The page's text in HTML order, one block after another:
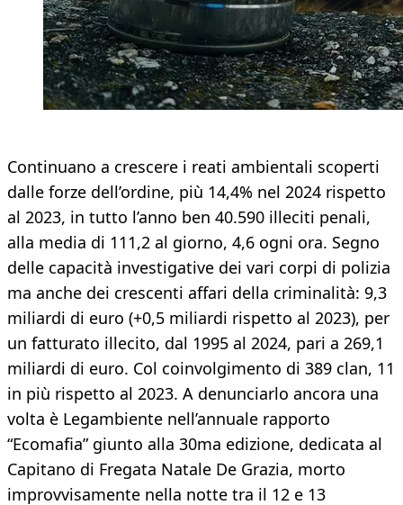
Continuano a crescere i reati ambientali scoperti
dalle forze dell’ordine, più 14,4% nel 2024 rispetto
al 2023, in tutto l’anno ben 40.590 illeciti penali,
alla media di 111,2 al giorno, 4,6 ogni ora. Segno
delle capacità investigative dei vari corpi di polizia
ma anche dei crescenti affari della criminalità: 9,3
miliardi di euro (+0,5 miliardi rispetto al 2023), per
un fatturato illecito, dal 1995 al 2024, pari a 269,1
miliardi di euro. Col coinvolgimento di 389 clan, 11
in più rispetto al 2023. A denunciarlo ancora una
volta è Legambiente nell’annuale rapporto
“Ecomafia” giunto alla 30ma edizione, dedicata al
Capitano di Fregata Natale De Grazia, morto
improvvisamente nella notte tra il 12 e 13